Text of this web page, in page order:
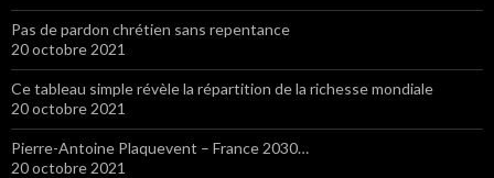
Pas de pardon chrétien sans repentance
20 octobre 2021
Ce tableau simple révèle la répartition de la richesse mondiale
20 octobre 2021
Pierre-Antoine Plaquevent – France 2030…
20 octobre 2021